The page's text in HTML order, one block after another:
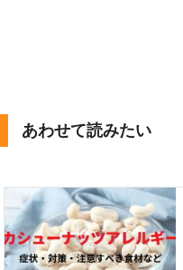
あわせて読みたい